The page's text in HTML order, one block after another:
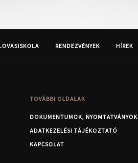
RENDEZVÉNYEK HÍREK
TOVÁBBI OLDALAK
DOKUMENTUMOK, NYOMTATVÁNYOK
ADATKEZELÉSI TÁJÉKOZTATÓ
KAPCSOLAT